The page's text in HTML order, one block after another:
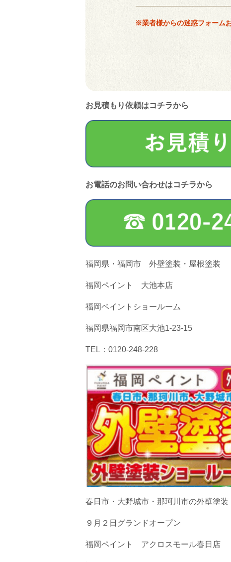
※業者様からの迷惑フォーム
お見積もり依頼はコチラから
お電話のお問い合わせはコチラから
福岡県・福岡市 外壁塗装・屋根塗装
福岡ペイント 大池本店
福岡ペイントショールーム
福岡県福岡市南区大池1-23-15
TEL：0120-248-228
春日市・大野城市・那珂川市の外壁塗装
９月２日グランドオープン
福岡ペイント アクロスモール春日店